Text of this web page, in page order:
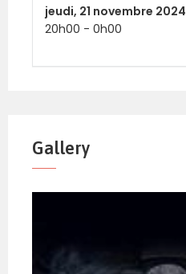
jeudi, 21 novembre 2024
20h00 - 0h00
Gallery